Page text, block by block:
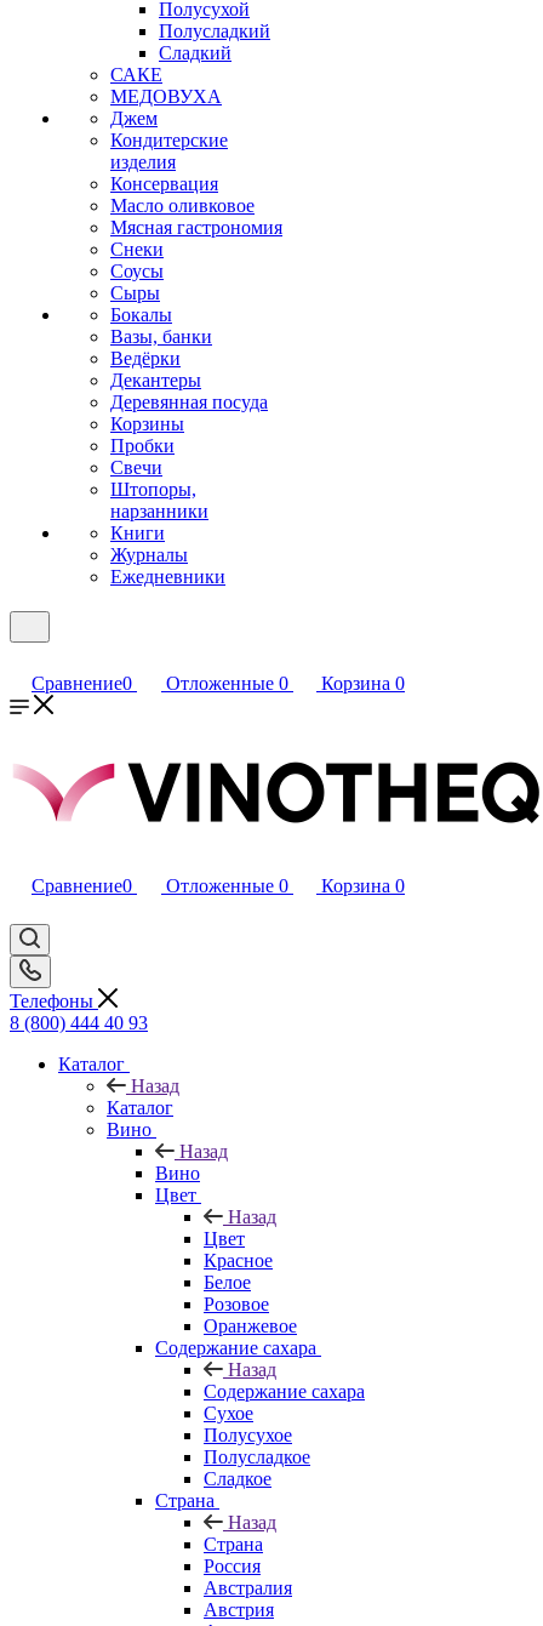
Полусухой
Полусладкий
Сладкий
САКЕ
МЕДОВУХА
Джем
Кондитерские
изделия
Консервация
Масло оливковое
Мясная гастрономия
Снеки
Соусы
Сыры
Бокалы
Вазы, банки
Ведёрки
Декантеры
Деревянная посуда
Корзины
Пробки
Свечи
Штопоры,
нарзанники
Книги
Журналы
Ежедневники
Сравнение0 Отложенные 0 Корзина 0
Сравнение0 Отложенные 0 Корзина 0
Телефоны
8 (800) 444 40 93
Каталог
Назад
Каталог
Вино
Назад
Вино
Цвет
Назад
Цвет
Красное
Белое
Розовое
Оранжевое
Содержание сахара
Назад
Содержание сахара
Сухое
Полусухое
Полусладкое
Сладкое
Страна
Назад
Страна
Россия
Австралия
Австрия